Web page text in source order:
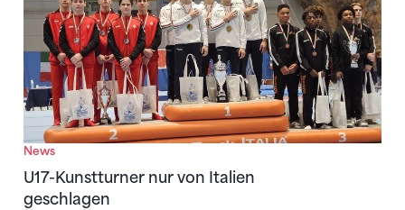
News
U17-Kunstturner nur von Italien
geschlagen